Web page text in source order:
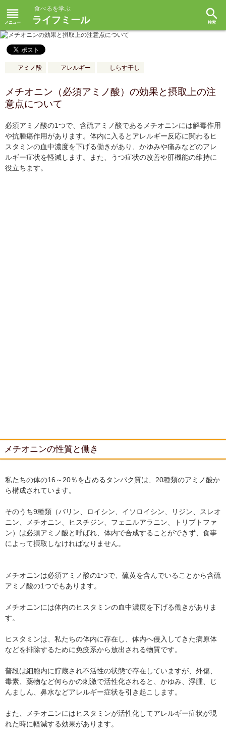
reorder 食べるを学ぶ
ライフミール search
アミノ酸 アレルギー しらす干し
メチオニン（必須アミノ酸）の効果と摂取上の注
意点について
必須アミノ酸の1つで、含硫アミノ酸であるメチオニンには解毒作用
や抗腫瘍作用があります。体内に入るとアレルギー反応に関わるヒ
スタミンの血中濃度を下げる働きがあり、かゆみや痛みなどのアレ
ルギー症状を軽減します。また、うつ症状の改善や肝機能の維持に
役立ちます。
メチオニンの性質と働き
私たちの体の16～20％を占めるタンパク質は、20種類のアミノ酸か
ら構成されています。
そのうち9種類（バリン、ロイシン、イソロイシン、リジン、スレオ
ニン、メチオニン、ヒスチジン、フェニルアラニン、トリプトファ
ン）は必須アミノ酸と呼ばれ、体内で合成することができず、食事
によって摂取しなければなりません。
メチオニンは必須アミノ酸の1つで、硫黄を含んでいることから含硫
アミノ酸の1つでもあります。
メチオニンには体内のヒスタミンの血中濃度を下げる働きがありま
す。
ヒスタミンは、私たちの体内に存在し、体内へ侵入してきた病原体
などを排除するために免疫系から放出される物質です。
普段は細胞内に貯蔵され不活性の状態で存在していますが、外傷、
毒素、薬物など何らかの刺激で活性化されると、かゆみ、浮腫、じ
んましん、鼻水などアレルギー症状を引き起こします。
また、メチオニンにはヒスタミンが活性化してアレルギー症状が現
れた時に軽減する効果があります。